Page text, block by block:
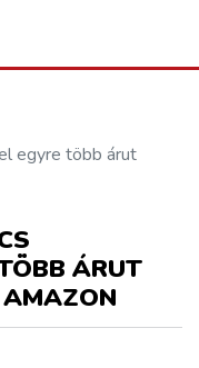
egyre több árut
ÁRUT